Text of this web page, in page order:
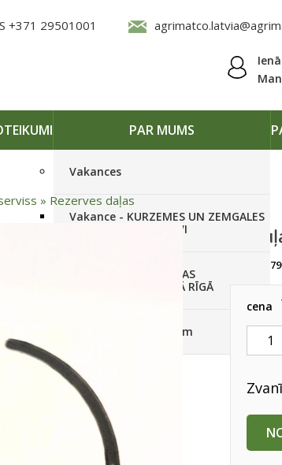
+371 29501001
PAR MUMS
Vakances
Vakance - KURZEMES UN ZEMGALES
REĢIONĀLO PĀRSTĀVI
Vakance - NOLIKTAVAS
STRĀDNIEKU VEIKALĀ RĪGĀ
Pieteikties jaunumiem
» Rezerves daļas
cena